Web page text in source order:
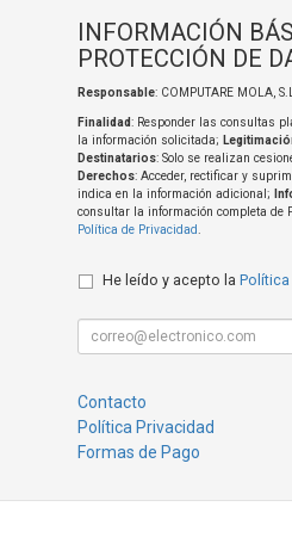
INFORMACIÓN
PROTECCIÓN DE
Responsable: COMPUTARE MOLA,
Finalidad: Responder las consultas
la información solicitada;
Destinatarios: Solo se realizan
Derechos: Acceder, rectificar y
indica en la información adicional;
consultar la información completa de
Política de Privacidad
He leído y acepto la Política
Contacto
Política Privacidad
Formas de Pago